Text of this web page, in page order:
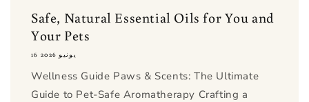
Safe, Natural Essential Oils for You and
Your Pets
16 يونيو 2026
Wellness Guide Paws & Scents: The Ultimate
Guide to Pet-Safe Aromatherapy Crafting a